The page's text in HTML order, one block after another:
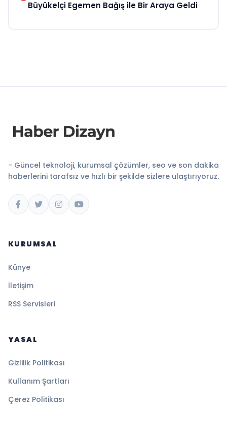
Büyükelçi Egemen Bağış ile Bir Araya Geldi
- Güncel teknoloji, kurumsal çözümler, seo ve son dakika
haberlerini tarafsız ve hızlı bir şekilde sizlere ulaştırıyoruz.
KURUMSAL
Künye
İletişim
RSS Servisleri
YASAL
Gizlilik Politikası
Kullanım Şartları
Çerez Politikası